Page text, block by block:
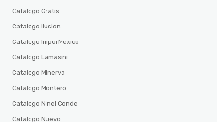
Catalogo Gratis
Catalogo Ilusion
Catalogo ImporMexico
Catalogo Lamasini
Catalogo Minerva
Catalogo Montero
Catalogo Ninel Conde
Catalogo Nuevo